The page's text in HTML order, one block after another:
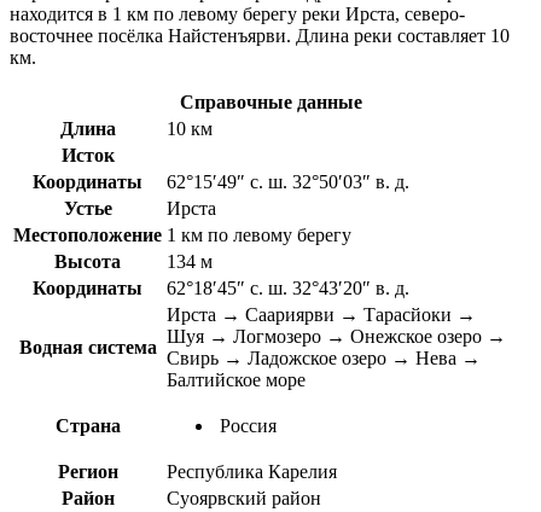
находится в 1 км по левому берегу реки Ирста, северо-
восточнее посёлка Найстенъярви. Длина реки составляет 10
км.
Справочные данные
Длина
10 км
Исток
Координаты
62°15′49″ с. ш. 32°50′03″ в. д.
Устье
Ирста
Местоположение 1 км по левому берегу
Высота
134 м
Координаты
62°18′45″ с. ш. 32°43′20″ в. д.
Водная система
Ирста → Саариярви → Тарасйоки →
Шуя → Логмозеро → Онежское озеро →
Свирь → Ладожское озеро → Нева →
Балтийское море
Страна Россия
Регион
Республика Карелия
Район
Суоярвский район